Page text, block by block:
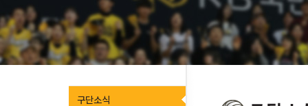
구단소식